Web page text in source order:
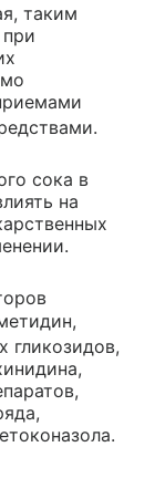
таким
сока в
на
гликозидов,